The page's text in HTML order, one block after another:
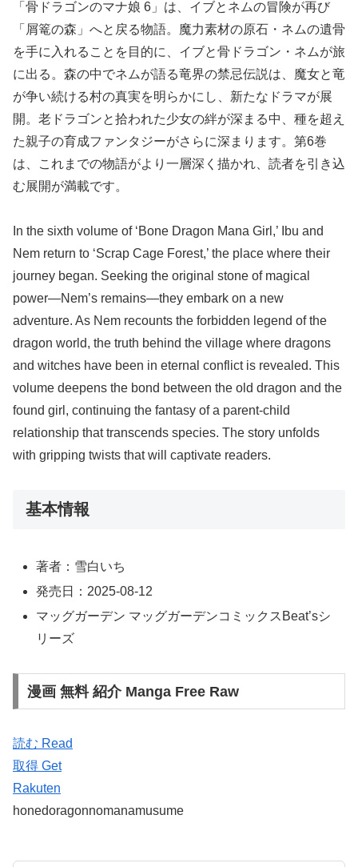
「骨ドラゴンのマナ娘 6」は、イブとネムの冒険が再び
「屑篭の森」へと戻る物語。魔力素材の原石・ネムの遺骨
を手に入れることを目的に、イブと骨ドラゴン・ネムが旅
に出る。森の中でネムが語る竜界の禁忌伝説は、魔女と竜
が争い続ける村の真実を明らかにし、新たなドラマが展
開。老ドラゴンと拾われた少女の絆が深まる中、種を超え
た親子の育成ファンタジーがさらに深まります。第6巻
は、これまでの物語がより一層深く描かれ、読者を引き込
む展開が満載です。
In the sixth volume of ‘Bone Dragon Mana Girl,’ Ibu and
Nem return to ‘Scrap Cage Forest,’ the place where their
journey began. Seeking the original stone of magical
power—Nem’s remains—they embark on a new
adventure. As Nem recounts the forbidden legend of the
dragon world, the truth behind the village where dragons
and witches have been in eternal conflict is revealed. This
volume deepens the bond between the old dragon and the
found girl, continuing the fantasy of a parent-child
relationship that transcends species. The story unfolds
with gripping twists that will captivate readers.
基本情報
著者：雪白いち
発売日：2025-08-12
マッグガーデン マッグガーデンコミックスBeat’sシ
リーズ
漫画 無料 紹介 Manga Free Raw
読む Read
取得 Get
Rakuten
honedoragonnomanamusume